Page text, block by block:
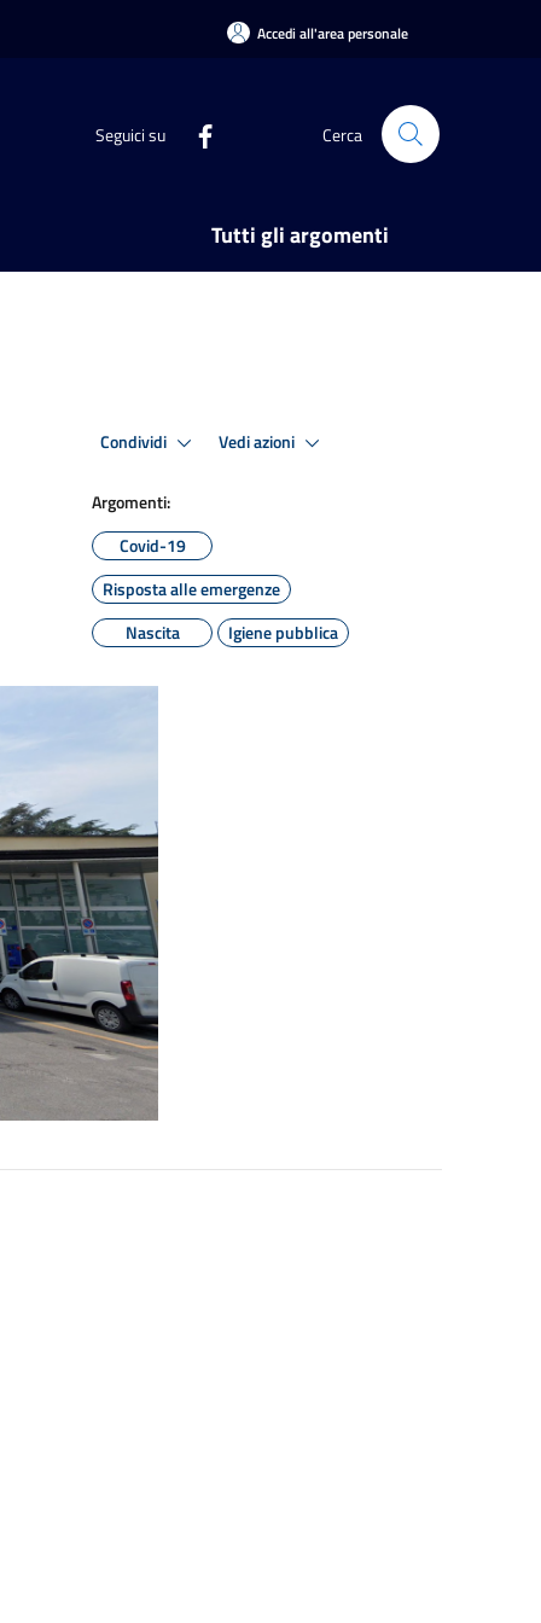
Accedi all'area personale
Seguici su Cerca
Tutti gli argomenti
Condividi Vedi azioni
Argomenti:
Covid-19
Risposta alle emergenze
Nascita
Igiene pubblica